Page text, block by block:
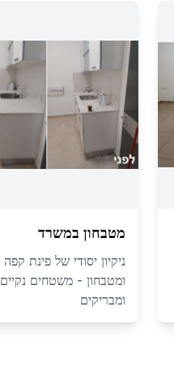
מטבחון במשרד
ניקיון יסודי של פינת קפה
ומטבחון - משטחים נקיים
ומבריקים